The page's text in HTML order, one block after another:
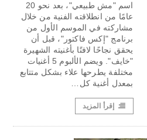
اسم "مش طبيعي"، بعد نحو 20
عامًا من انطلاقته الفنية من خلال
مشاركته في الموسم الأول من
برنامج "إكس فاكتور"، قبل أن
يحقق نجاحًا لافتًا بأغنيته الشهيرة
"خايف". ويضم الألبوم 5 أغنيات
مختلفة يطرحها علاء بشكل متتابع
بمعدل أغنية كل…
إقرأ المزيد